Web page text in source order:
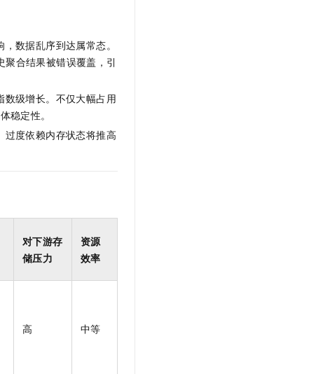
数据乱序到达属常态。
合结果被错误覆盖，引
数级增长。不仅大幅占用
稳定性。
过度依赖内存状态将推高
对下游存
储压力
资源
效率
高 中等
文戏情感细腻自然，动作戏激烈拳拳到肉，实现更强表演能力
用
用创作平台
提取
界网络安全防护产品
创作，剧本、分镜、视频高效生成
识别商机，让客服更高效、服务更出色。